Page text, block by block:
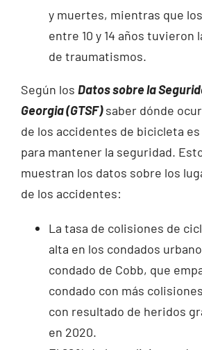
y muertes, mientras que
entre 10 y 14 años tuvieron
de traumatismos.
Según los Datos sobre la
Georgia (GTSF)saber dónde
de los accidentes de bicicleta
para mantener la seguridad.
muestran los datos sobre los
de los accidentes:
La tasa de colisiones de
alta en los condados
condado de Cobb, que
condado con más
con resultado de heridos
en 2020.